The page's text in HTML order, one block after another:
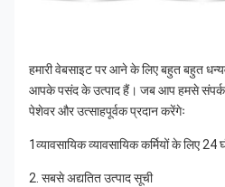
हमारी वेबसाइट पर आने के लिए बहुत बहुत
आपके पसंद के उत्पाद हैं। जब आप हमसे संपर्क
पेशेवर और उत्साहपूर्वक प्रदान करेंगेः
1व्यावसायिक व्यावसायिक कर्मियों के लिए 24
2. सबसे अद्यतित उत्पाद सूची